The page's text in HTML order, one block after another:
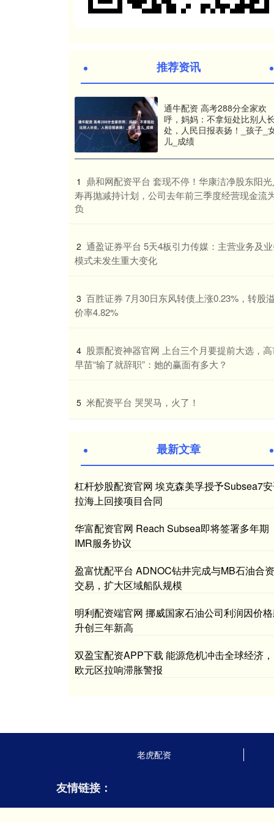
推荐资讯
通牛配资 高考288分全家欢
呼，妈妈：不拿短处比别人长
处，人民日报表扬！_孩子_
儿_成绩
1 鼎和网配资平台 套现不停！华康洁净股东阳光
寿再抛减持计划，公司去年前三季度经营现金流
负
2 通盈证券平台 5天4板引力传媒：主营业务及
模式未发生重大变化
3 ​百胜证券 7月30日东风转债上涨0.23%，转股溢
价率4.82%
4 股票配资神器官网 上台三个月要提前大选，
早苗“输了就辞职”：她的赢面有多大？
5 ​米配资平台 哭哭马，火了！
最新文章
杠杆炒股配资官网 埃克森美孚授予Subsea7
拉海上回接项目合同
华富配资官网 Reach Subsea即将签署多年期
IMR服务协议
盈富忧配平台 ADNOC钻井完成与MB石油合资
交易，扩大区域船队规模
明利配资端官网 挪威国家石油公司利润因价
升创三年新高
双盈宝配资APP下载 能源危机冲击全球经济，
欧元区拉响滞胀警报
老虎配资
友情链接：